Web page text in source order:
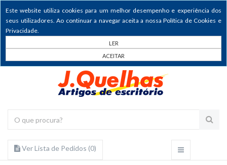
Este website utiliza cookies para um melhor desempenho e experiência dos
seus utilizadores. Ao continuar a navegar aceita a nossa Política de Cookies e
Privacidade.
LER
ACEITAR
Ver Lista de Pedidos (0)